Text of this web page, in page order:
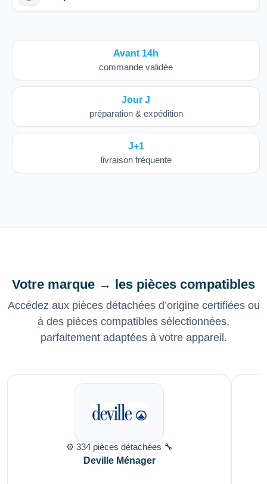
Avant 14h
commande validée
Jour J
préparation & expédition
J+1
livraison fréquente
Votre marque → les pièces compatibles
Accédez aux pièces détachées d’origine certifiées ou
à des pièces compatibles sélectionnées,
parfaitement adaptées à votre appareil.
⚙️ 334 pièces détachées 🔧
Deville Ménager